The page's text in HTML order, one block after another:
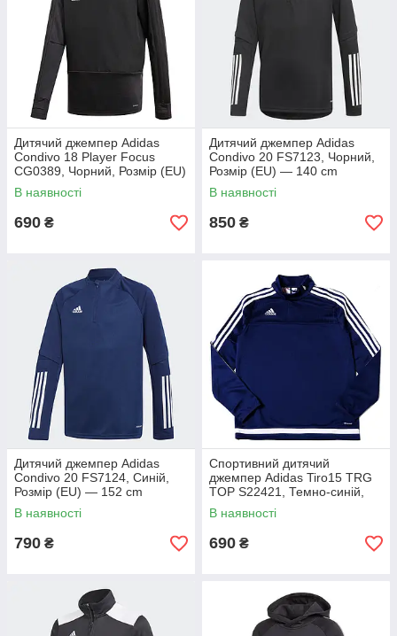
Дитячий джемпер Adidas
Condivo 18 Player Focus
CG0389, Чорний, Розмір (EU)
— 164cm
В наявності
690 ₴
Дитячий джемпер Adidas
Condivo 20 FS7123, Чорний,
Розмір (EU) — 140 cm
В наявності
850 ₴
Дитячий джемпер Adidas
Condivo 20 FS7124, Синій,
Розмір (EU) — 152 cm
В наявності
790 ₴
Спортивний дитячий
джемпер Adidas Tiro15 TRG
TOP S22421, Темно-синій,
Розмір (EU) — 164cm
В наявності
690 ₴